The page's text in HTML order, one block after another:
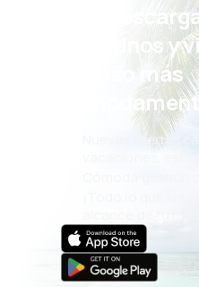
¡Eh!
eDestinos y
incluso más
Nuevas ofertas
vacaciones,
Cómoda gestión
¡Todo lo que